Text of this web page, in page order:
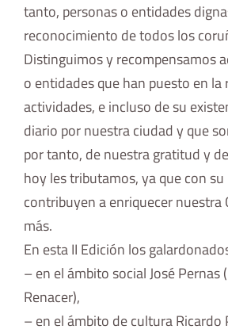
tanto, personas o entidades
reconocimiento de todos los
Distinguimos y recompensamos
o entidades que han puesto en la
actividades, e incluso de su
diario por nuestra ciudad y que
por tanto, de nuestra gratitud y
hoy les tributamos, ya que con
contribuyen a enriquecer nuestra
más.
En esta II Edición los
– en el ámbito social José Pernas
Renacer),
– en el ámbito de cultura Ricardo